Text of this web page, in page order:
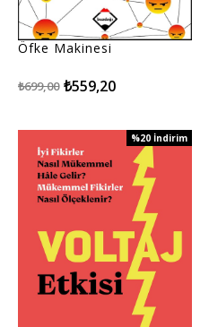
Öfke Makinesi
₺559,20
₺699,00
%20 İndirim
%20İndirim